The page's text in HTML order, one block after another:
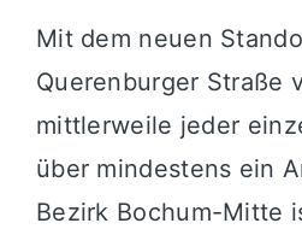
Mit dem neuen
Querenburger Straße
mittlerweile jeder
über mindestens ein
Bezirk Bochum-Mitte